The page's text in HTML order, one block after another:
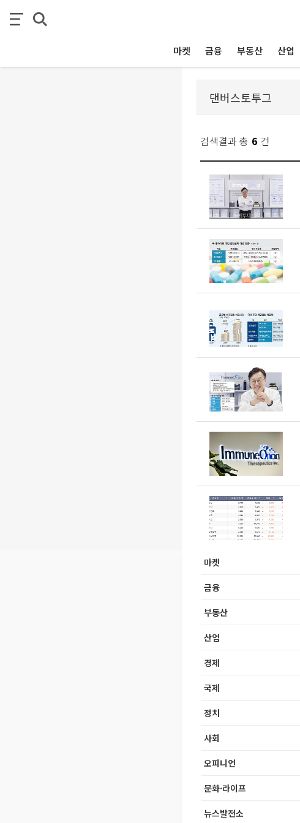
마켓 금융 부동산 산업
검색결과 총 6 건
마켓
금융
부동산
산업
경제
국제
정치
사회
오피니언
문화·라이프
뉴스발전소